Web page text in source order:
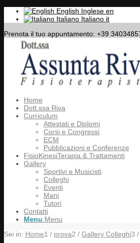
English Inglese en
Italiano Italiano it
Prenota il tuo appuntamento: +39
Home
Dott.ssa Riva
Curriculum
Attestati e Diplomi
Corsi e Congressi
ECM
Pubblicazioni e Conferenze
FisioKinesiTerapia & Trattamenti
Gallery
Sportivi e Musicisti
Colleghi
Eventi
Mani
Tutori
Contatti
Menu Menu
Sei in: Home1 / prova2 / Gallery Colleghi3 /